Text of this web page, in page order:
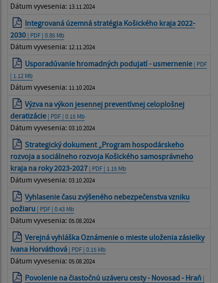
Dátum vyvesenia: 13.11.2024
Integrovaná územná stratégia Košického kraja 2022-
2030 | PDF | 0.85 Mb
Dátum vyvesenia: 12.11.2024
Usporadúvanie hromadných podujatí - usmernenie | PDF
| 1.12 Mb
Dátum vyvesenia: 11.10.2024
Výzva na výkon jesennej preventívnej celoplošnej
deratizácie | PDF | 0.15 Mb
Dátum vyvesenia: 03.10.2024
Strategický dokument „Program hospodárskeho
rozvoja a sociálneho rozvoja Košického samosprávneho
kraja na roky 2023-2027 | PDF | 1.15 Mb
Dátum vyvesenia: 03.10.2024
Vyhlasenie času zvýšeného nebezpečenstva vzniku
požiaru | PDF | 0.43 Mb
Dátum vyvesenia: 05.08.2024
Verejná vyhláška Oznámenie o mieste uloženia zásielky
Ivana Horváthová | PDF | 0.15 Mb
Dátum vyvesenia: 05.08.2024
Povolenie na čiastočnú uzáveru cesty - Novosad - Hraň |